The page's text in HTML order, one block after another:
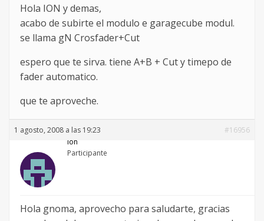
Hola ION y demas,
acabo de subirte el modulo e garagecube modul.
se llama gN Crosfader+Cut
espero que te sirva. tiene A+B + Cut y timepo de
fader automatico.
que te aproveche.
1 agosto, 2008 a las 19:23
#16956
ion
Participante
Hola gnoma, aprovecho para saludarte, gracias